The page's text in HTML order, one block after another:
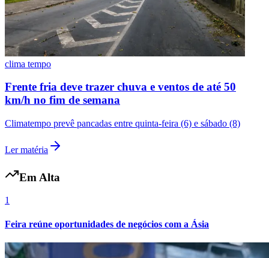
Fluminense
clima tempo
Frente fria deve trazer chuva e ventos de até 50
km/h no fim de semana
Climatempo prevê pancadas entre quinta-feira (6) e sábado (8)
Ler matéria
Em Alta
1
Feira reúne oportunidades de negócios com a Ásia